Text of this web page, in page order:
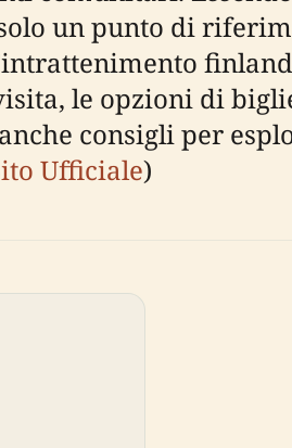
un punto di
le opzioni di
consigli per
Ufficiale)